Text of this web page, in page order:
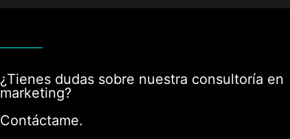
¿Tienes dudas sobre nuestra consultoría en
marketing?
Contáctame.